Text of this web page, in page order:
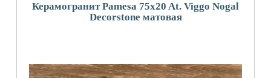
Керамогранит Pamesa 75x20 At. Viggo Nogal
Decorstone матовая